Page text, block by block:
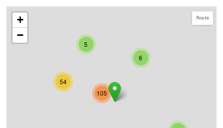
Route
5
6
54
105
+
−